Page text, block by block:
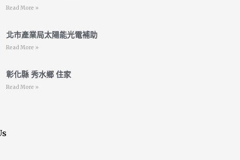
Read More »
北市產業局太陽能光電補助
Read More »
彰化縣 秀水鄉 住家
Read More »